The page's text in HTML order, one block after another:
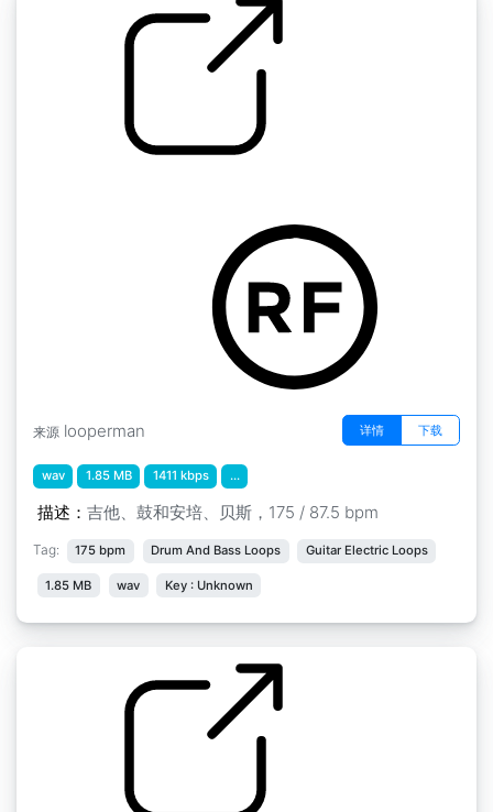
来源 looperman 详情 下载
wav 1.85 MB 1411 kbps ...
描述： 吉他、鼓和安培、贝斯，175 / 87.5 bpm
Tag: 175 bpm Drum And Bass Loops Guitar Electric Loops
1.85 MB wav Key : Unknown